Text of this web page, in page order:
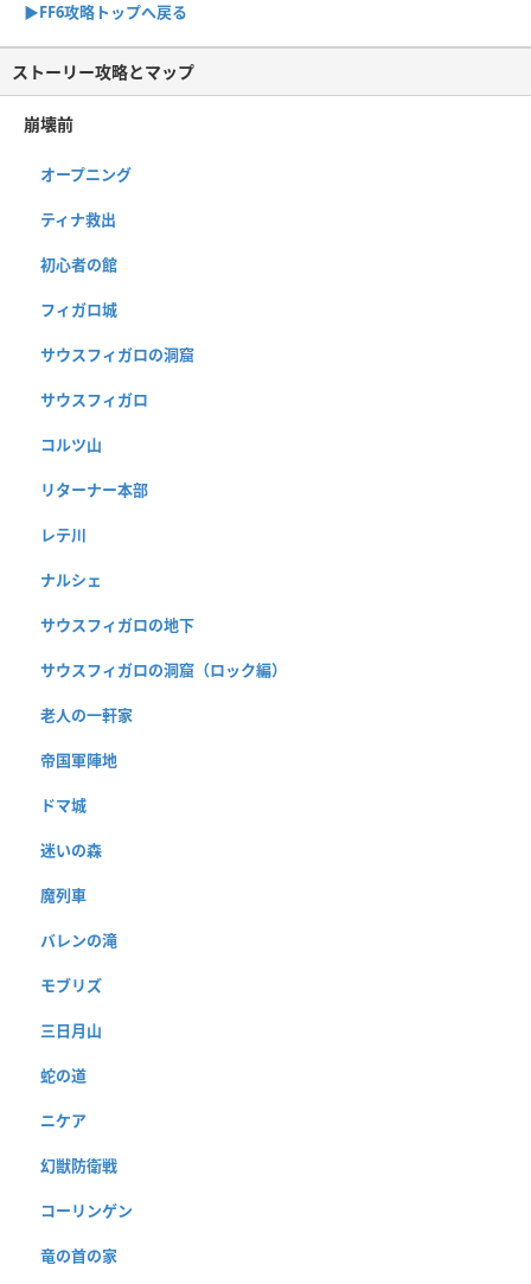
▶FF6攻略トップへ戻る
ストーリー攻略とマップ
崩壊前
オープニング
ティナ救出
初心者の館
フィガロ城
サウスフィガロの洞窟
サウスフィガロ
コルツ山
リターナー本部
レテ川
ナルシェ
サウスフィガロの地下
サウスフィガロの洞窟（ロック編）
老人の一軒家
帝国軍陣地
ドマ城
迷いの森
魔列車
バレンの滝
モブリズ
三日月山
蛇の道
ニケア
幻獣防衛戦
コーリンゲン
竜の首の家